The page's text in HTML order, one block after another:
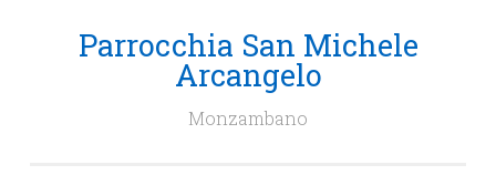
Parrocchia San Michele
Arcangelo
Monzambano